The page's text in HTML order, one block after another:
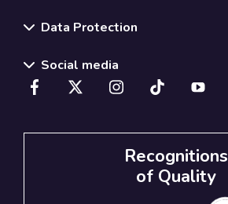
Data Protection
Social media
Recognitions
of Quality